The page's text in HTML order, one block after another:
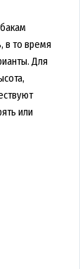
в то время
Для
или